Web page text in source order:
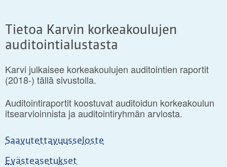
Tietoa Karvin korkeakoulujen
auditointialustasta
Karvi julkaisee korkeakoulujen auditointien raportit
(2018-) tällä sivustolla.
Auditointiraportit koostuvat auditoidun korkeakoulun
itsearvioinnista ja auditointiryhmän arviosta.
Saavutettavuusseloste
Evästeasetukset